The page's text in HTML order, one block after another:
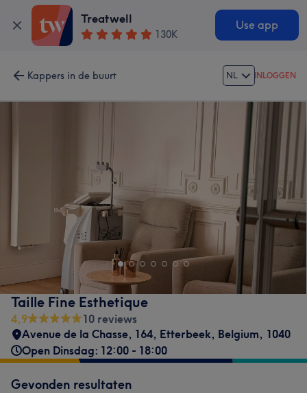
Treatwell
130K
Use app
Kappers in de buurt NL INLOGGEN
Taille Fine Esthetique
4,9
10 reviews
Avenue de la Chasse, 164, Etterbeek, Belgium, 1040
Open Dinsdag: 12:00 - 18:00
Gevonden resultaten